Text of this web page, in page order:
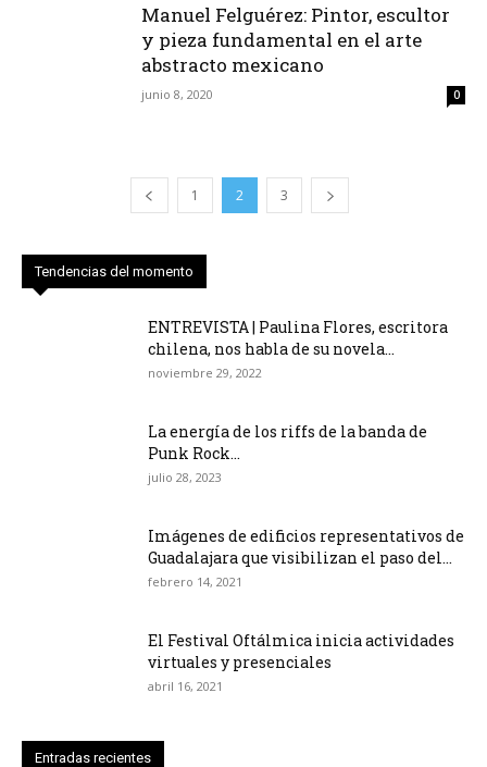
Manuel Felguérez: Pintor, escultor
y pieza fundamental en el arte
abstracto mexicano
junio 8, 2020 0
1 2 3
Tendencias del momento
ENTREVISTA | Paulina Flores, escritora
chilena, nos habla de su novela...
noviembre 29, 2022
La energía de los riffs de la banda de
Punk Rock...
julio 28, 2023
Imágenes de edificios representativos de
Guadalajara que visibilizan el paso del...
febrero 14, 2021
El Festival Oftálmica inicia actividades
virtuales y presenciales
abril 16, 2021
Entradas recientes